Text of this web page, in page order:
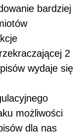
bardziej
2
wydaje się
możliwości
dla nas